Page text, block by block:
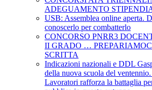
ADEGUAMENTO
USB: Assemblea online aperta.
conoscerlo per combatterlo
CONCORSO PNRR3
II GRADO …
SCRITTA
Indicazioni nazionali e DDL
della nuova scuola del
Lavoratori rafforza la battaglia